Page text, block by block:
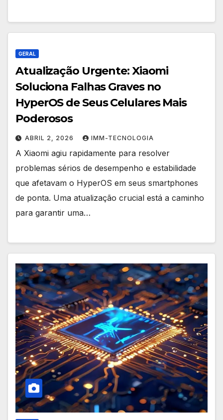
GERAL
Atualização Urgente: Xiaomi
Soluciona Falhas Graves no
HyperOS de Seus Celulares Mais
Poderosos
ABRIL 2, 2026 IMM-TECNOLOGIA
A Xiaomi agiu rapidamente para resolver
problemas sérios de desempenho e estabilidade
que afetavam o HyperOS em seus smartphones
de ponta. Uma atualização crucial está a caminho
para garantir uma…